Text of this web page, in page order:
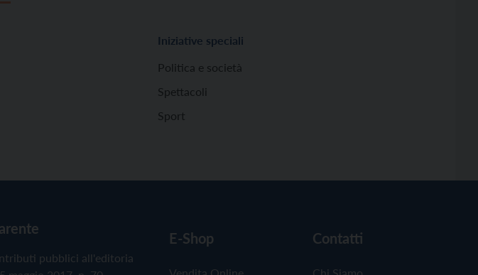
Iniziative speciali
Politica e società
Spettacoli
Sport
pubblici all'editoria
E-Shop Contatti